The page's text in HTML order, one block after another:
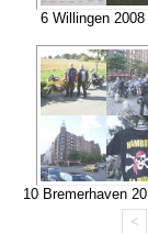
6 Willingen 2008
10 Bremerhaven
<